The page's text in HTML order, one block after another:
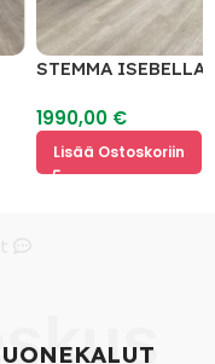
STEMMA
1990,00 €
Lisää Ostoskoriin